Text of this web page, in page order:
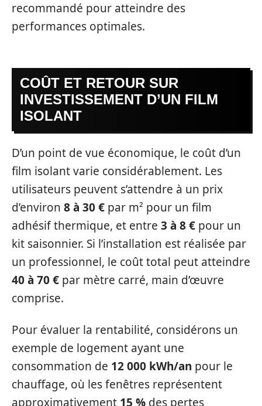
recommandé pour atteindre des
performances optimales.
COÛT ET RETOUR SUR
INVESTISSEMENT D’UN FILM
ISOLANT
D’un point de vue économique, le coût d’un
film isolant varie considérablement. Les
utilisateurs peuvent s’attendre à un prix
d’environ 8 à 30 € par m² pour un film
adhésif thermique, et entre 3 à 8 € pour un
kit saisonnier. Si l’installation est réalisée par
un professionnel, le coût total peut atteindre
40 à 70 € par mètre carré, main d’œuvre
comprise.
Pour évaluer la rentabilité, considérons un
exemple de logement ayant une
consommation de 12 000 kWh/an pour le
chauffage, où les fenêtres représentent
approximativement 15 % des pertes